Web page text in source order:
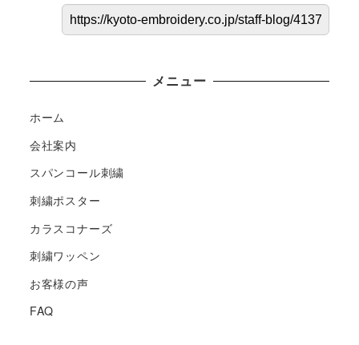
メニュー
ホーム
会社案内
スパンコール刺繍
刺繍ポスター
カラスコナーズ
刺繍ワッペン
お客様の声
FAQ